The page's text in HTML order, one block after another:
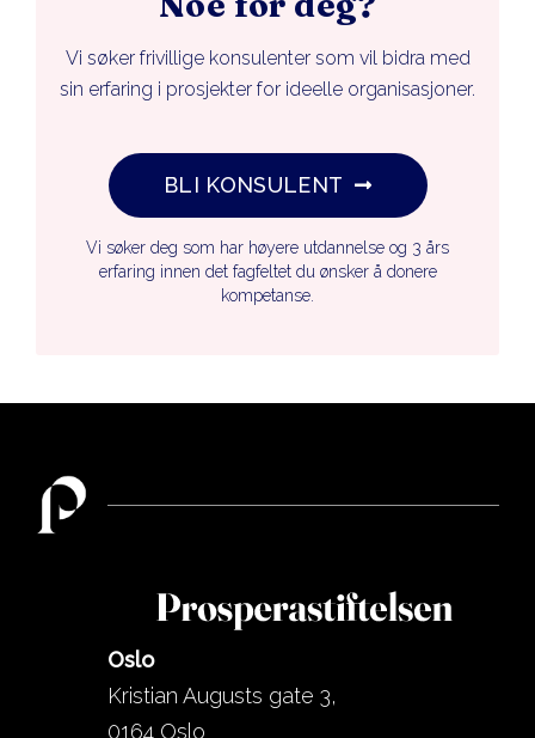
Vi søker frivillige konsulenter som vil bidra med
sin erfaring i prosjekter for ideelle organisasjoner.
BLI KONSULENT
Vi søker deg som har høyere utdannelse og 3 års
erfaring innen det fagfeltet du ønsker å donere
kompetanse.
Oslo
Kristian Augusts gate 3,
0164 Oslo